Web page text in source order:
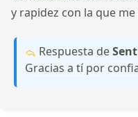
y rapidez con la que
Respuesta de
Gracias a tí por